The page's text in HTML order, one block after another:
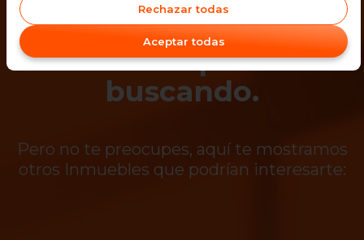
Oficinas
Contacto
disponible el
inmueble que estás
buscando.
Pero no te preocupes, aquí te mostramos
otros Inmuebles que podrían interesarte:
Rechazar todas
Aceptar todas